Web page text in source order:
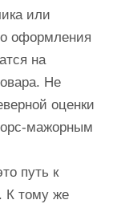
или
оформления
на
Не
оценки
мажорным
путь к
К тому же